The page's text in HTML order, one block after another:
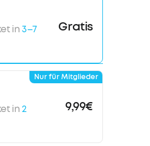
mit einem
C30i Open-Ear
perfekt fürs
in3–7
Gratis
in2
9,99€
Nur für Mitglieder